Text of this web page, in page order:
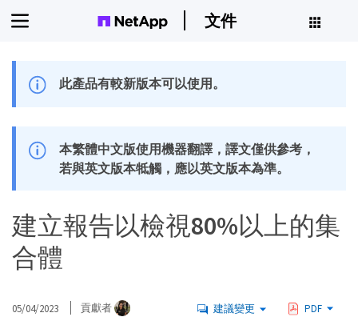
文件
此產品有較新版本可以使用。
本繁體中文版使用機器翻譯，譯文僅供參考，
若與英文版本牴觸，應以英文版本為準。
建立報告以檢視80%以上的集
合體
05/04/2023 貢獻者 建議變更 PDF